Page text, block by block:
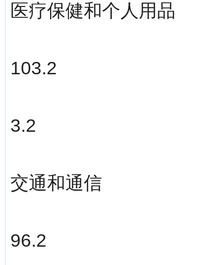
医疗保健和个人用品
103.2
3.2
交通和通信
96.2